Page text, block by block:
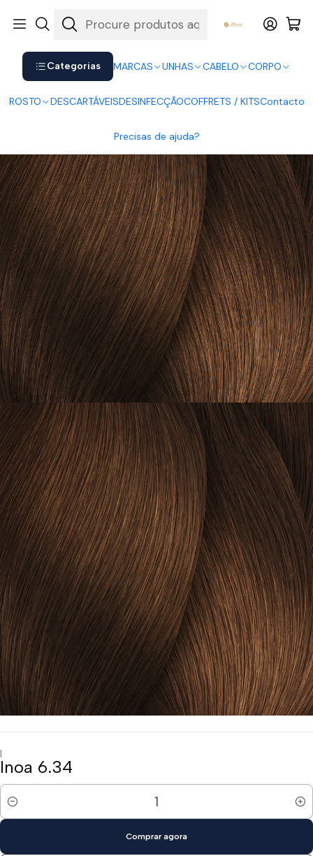
Categorias MARCAS UNHAS CABELO CORPO
ROSTO DESCARTÁVEISDESINFECÇÃOCOFFRETS / KITSContacto
Precisas de ajuda?
Shop now. Pay later with Klarna.
|
Inoa 6.34
Quantidade
Comprar agora